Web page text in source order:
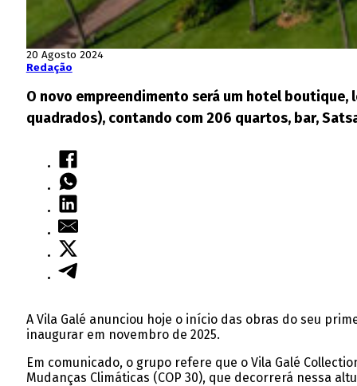
20 Agosto 2024
Redação
O novo empreendimento será um hotel boutique,
quadrados), contando com 206 quartos, bar,
A Vila Galé anunciou hoje o início das obras do seu
inaugurar em novembro de 2025.
Em comunicado, o grupo refere que o Vila Galé
Mudanças Climáticas (COP 30), que decorrerá nessa